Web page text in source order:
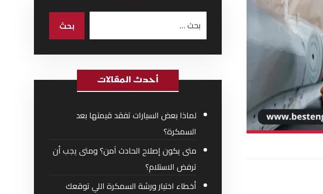
أحدث المقالات
لماذا بعض السيارات تفقد قيمتها بعد
السمكرة؟
متى يكون إصلاح الحادث آمن؟ ومتى يجب أن
ترفض الاستلام؟
أخطاء اختيار ورشة السمكرة اللي توقعك